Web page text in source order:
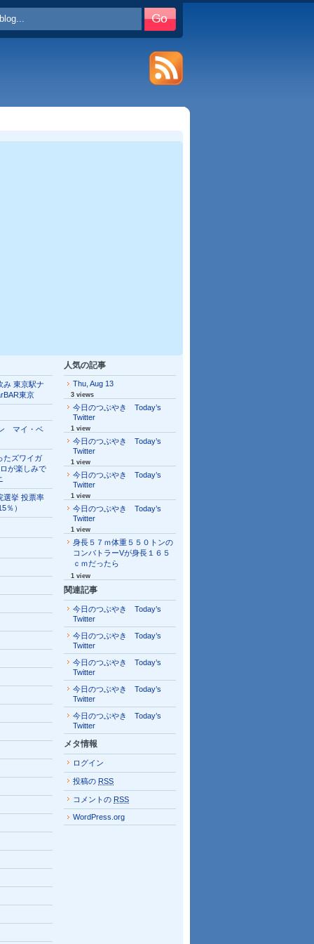
み 東京駅ナ
東京
マイ・ベ
たズワイガ
が楽しみで
選挙 投票率
％）
人気の記事
Thu, Aug 13
3 views
今日のつぶやき Today’s
Twitter
1 view
今日のつぶやき Today’s
Twitter
1 view
今日のつぶやき Today’s
Twitter
1 view
今日のつぶやき Today’s
Twitter
1 view
身長５７ｍ体重５５０トンの
コンバトラーVが身長１６５
ｃｍだったら
1 view
関連記事
今日のつぶやき Today’s
Twitter
今日のつぶやき Today’s
Twitter
今日のつぶやき Today’s
Twitter
今日のつぶやき Today’s
Twitter
今日のつぶやき Today’s
Twitter
メタ情報
ログイン
投稿の RSS
コメントの RSS
WordPress.org